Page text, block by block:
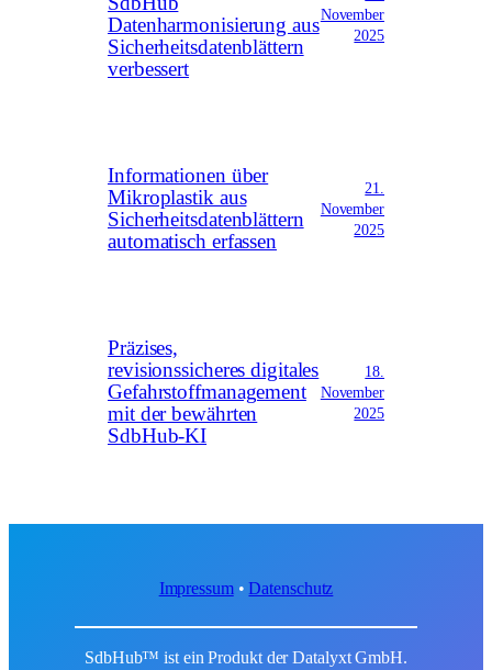
Datenharmonisierung aus
Sicherheitsdatenblättern
verbessert
November
2025
Informationen über
Mikroplastik aus
Sicherheitsdatenblättern
automatisch erfassen
21.
November
2025
Präzises,
revisionssicheres digitales
Gefahrstoffmanagement
mit der bewährten
SdbHub-KI
18.
November
2025
Impressum•Datenschutz
SdbHub™ ist ein Produkt der Datalyxt GmbH.